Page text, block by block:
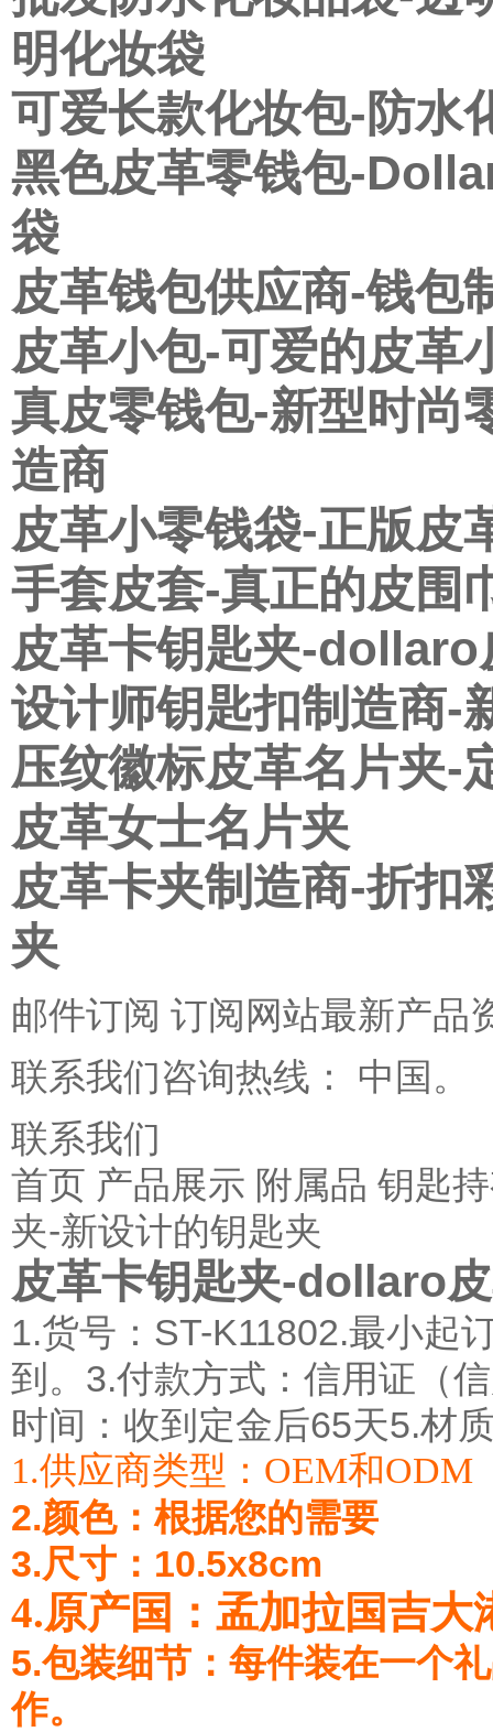
明化妆袋
可爱长款化妆包-防水
黑色皮革零钱包-
袋
皮革钱包供应商-钱包
皮革小包-可爱的皮革
真皮零钱包-新型时尚
造商
皮革小零钱袋-正版皮
手套皮套-真正的皮围
皮革卡钥匙夹-
设计师钥匙扣制造商-
压纹徽标皮革名片夹-
皮革女士名片夹
皮革卡夹制造商-折扣
夹
邮件订阅 订阅网站最新产品
联系我们咨询热线： 中国。
联系我们
首页 产品展示 附属品 钥匙
夹-新设计的钥匙夹
皮革卡钥匙夹-dollaro
1.货号：ST-K11802.最小起
到。3.付款方式：信用证（
时间：收到定金后65天5.材
1.供应商类型：OEM和ODM
2.颜色：根据您的需要
3.尺寸：10.5x8cm
4.原产国：孟加拉国吉大
5.包装细节：每件装在一个
作。